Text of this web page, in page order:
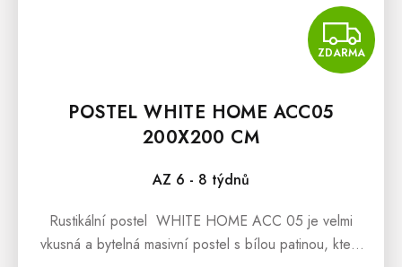
ZDARMA
POSTEL WHITE HOME ACC05
200X200 CM
AZ 6 - 8 týdnů
Rustikální postel WHITE HOME ACC 05 je velmi
vkusná a bytelná masivní postel s bílou patinou, která